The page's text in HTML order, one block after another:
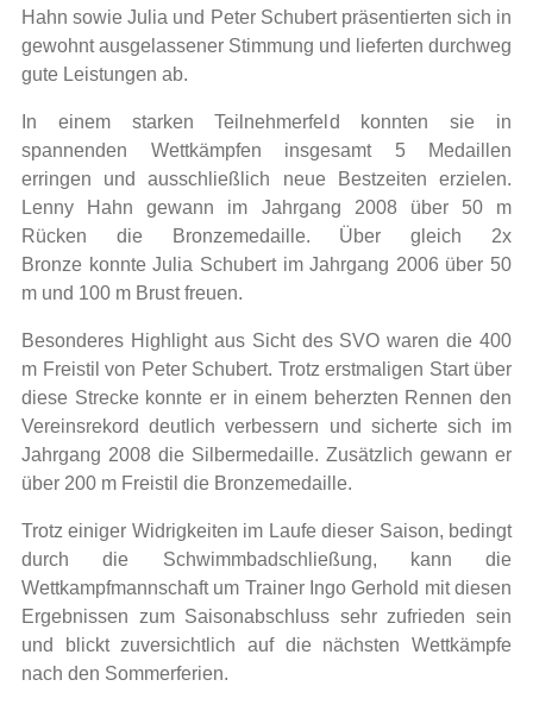
Hahn sowie Julia und Peter Schubert präsentierten sich in
gewohnt ausgelassener Stimmung und lieferten durchweg
gute Leistungen ab.
In einem starken Teilnehmerfeld konnten sie in
spannenden Wettkämpfen insgesamt 5 Medaillen
erringen und ausschließlich neue Bestzeiten erzielen.
Lenny Hahn gewann im Jahrgang 2008 über 50 m
Rücken die Bronzemedaille. Über gleich 2x
Bronze konnte Julia Schubert im Jahrgang 2006 über 50
m und 100 m Brust freuen.
Besonderes Highlight aus Sicht des SVO waren die 400
m Freistil von Peter Schubert. Trotz erstmaligen Start über
diese Strecke konnte er in einem beherzten Rennen den
Vereinsrekord deutlich verbessern und sicherte sich im
Jahrgang 2008 die Silbermedaille. Zusätzlich gewann er
über 200 m Freistil die Bronzemedaille.
Trotz einiger Widrigkeiten im Laufe dieser Saison, bedingt
durch die Schwimmbadschließung, kann die
Wettkampfmannschaft um Trainer Ingo Gerhold mit diesen
Ergebnissen zum Saisonabschluss sehr zufrieden sein
und blickt zuversichtlich auf die nächsten Wettkämpfe
nach den Sommerferien.